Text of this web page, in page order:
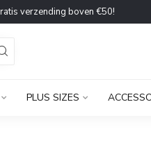
verzending boven €50!
PLUS SIZES